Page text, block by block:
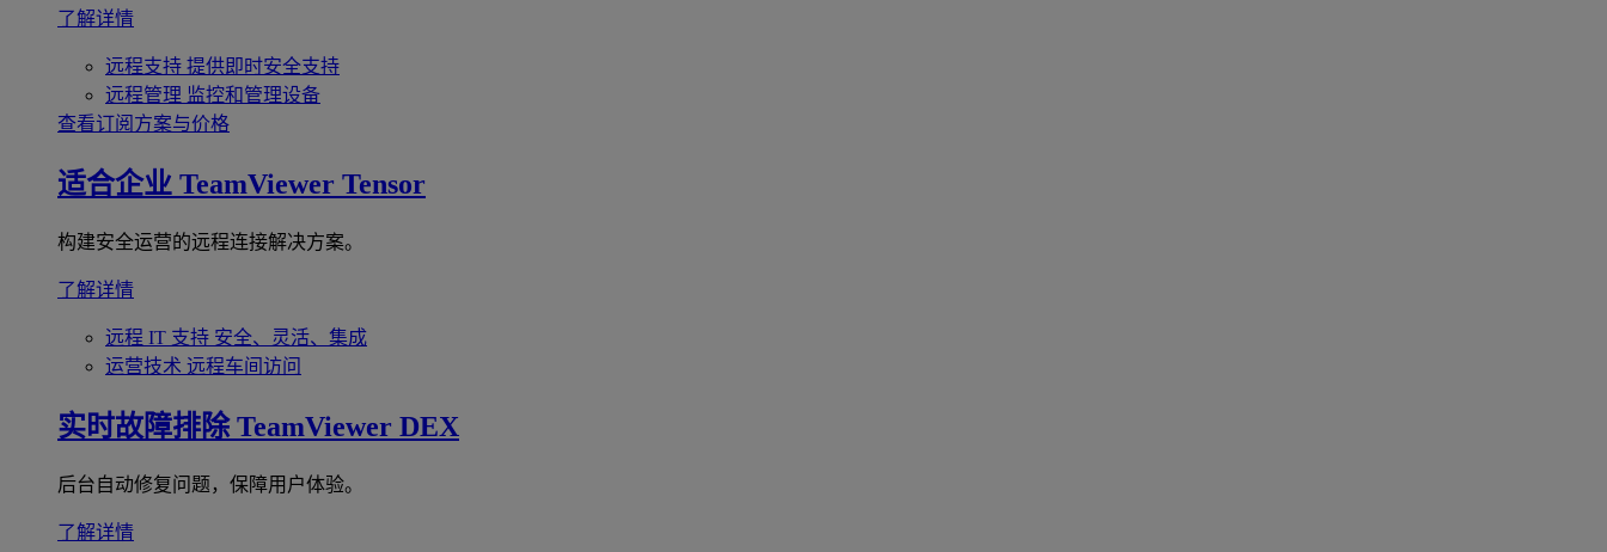
了解详情
远程支持 提供即时安全支持
远程管理 监控和管理设备
查看订阅方案与价格
适合企业 TeamViewer Tensor
构建安全运营的远程连接解决方案。
了解详情
远程 IT 支持 安全、灵活、集成
运营技术 远程车间访问
实时故障排除 TeamViewer DEX
后台自动修复问题，保障用户体验。
了解详情